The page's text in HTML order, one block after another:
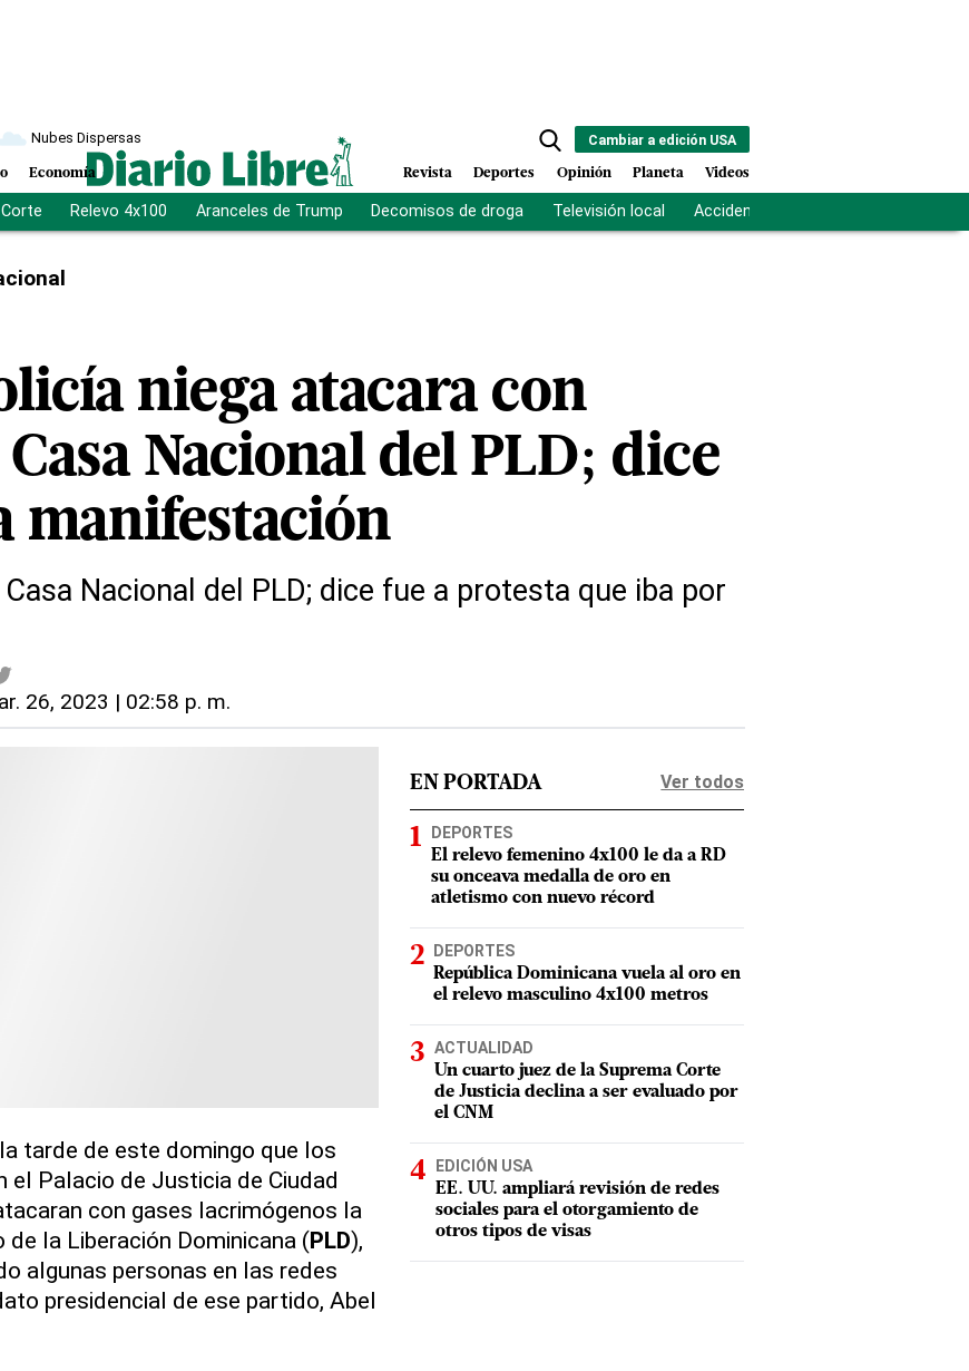
Nubes Dispersas
Economía
Cambiar a edición USA
Revista Deportes Opinión Planeta Videos
Relevo 4x100 Aranceles de Trump Decomisos de droga Televisión local Accidente Los Ríos
niega atacara con
Nacional del PLD; dice
manifestación
Nacional del PLD; dice fue a protesta que iba por
26, 2023 | 02:58 p. m.
tarde de este domingo que los
el Palacio de Justicia de Ciudad
con gases lacrimógenos la
la Liberación Dominicana (PLD),
algunas personas en las redes
presidencial de ese partido, Abel
EN PORTADA Ver todos
DEPORTES
El relevo femenino 4x100 le da a RD
su onceava medalla de oro en
atletismo con nuevo récord
DEPORTES
República Dominicana vuela al oro en
el relevo masculino 4x100 metros
ACTUALIDAD
Un cuarto juez de la Suprema Corte
de Justicia declina a ser evaluado por
el CNM
EDICIÓN USA
EE. UU. ampliará revisión de redes
sociales para el otorgamiento de
otros tipos de visas